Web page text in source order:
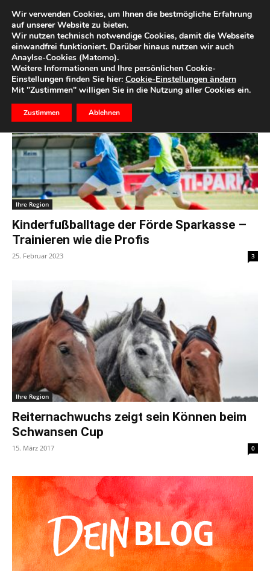
Start Schlagworte Turnier
Schlagwort: turnier
Ihre Region
Kinderfußballtage der Förde Sparkasse –
Trainieren wie die Profis
25. Februar 2023 3
Ihre Region
Reiternachwuchs zeigt sein Können beim
Schwansen Cup
15. März 2017 0
Wir verwenden Cookies, um Ihnen die bestmögliche Erfahrung
auf unserer Website zu bieten.
Wir nutzen technisch notwendige Cookies, damit die Webseite
einwandfrei funktioniert. Darüber hinaus nutzen wir auch
Anaylse-Cookies (Matomo).
Weitere Informationen und Ihre persönlichen Cookie-
Einstellungen finden Sie hier: Cookie-Einstellungen ändern
Mit "Zustimmen" willigen Sie in die Nutzung aller Cookies ein.
Zustimmen Ablehnen